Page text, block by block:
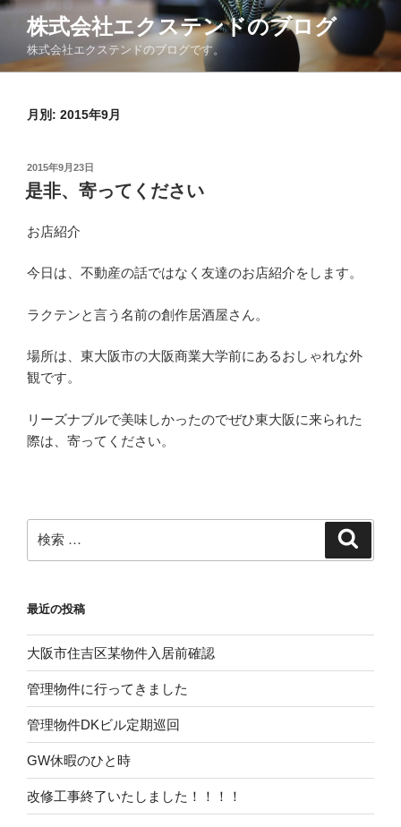
コ
ン
株式会社エクステンドのブログ
株式会社エクステンドのブログです。
月別: 2015年9月
投
稿
日:
2015年9月23日
是非、寄ってください
お店紹介
今日は、不動産の話ではなく友達のお店紹介をします。
ラクテンと言う名前の創作居酒屋さん。
場所は、東大阪市の大阪商業大学前にあるおしゃれな外
観です。
リーズナブルで美味しかったのでぜひ東大阪に来られた
際は、寄ってください。
検
索:
最近の投稿
大阪市住吉区某物件入居前確認
管理物件に行ってきました
管理物件DKビル定期巡回
GW休暇のひと時
改修工事終了いたしました！！！！